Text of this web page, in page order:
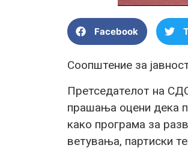
Facebook
Соопштение за
Претседателот на
прашања оцени дека
како програма за
ветувања, партиски